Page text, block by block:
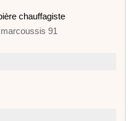
chauffagiste
91